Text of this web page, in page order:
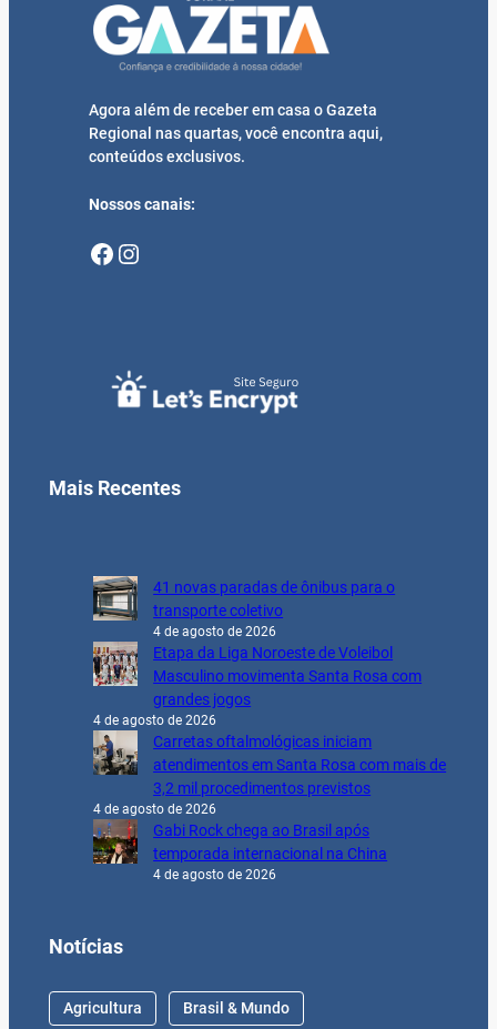
Agora além de receber em casa o Gazeta
Regional nas quartas, você encontra aqui,
conteúdos exclusivos.
Nossos canais:
Facebook Instagram
Mais Recentes
41 novas paradas de ônibus para o
transporte coletivo
4 de agosto de 2026
Etapa da Liga Noroeste de Voleibol
Masculino movimenta Santa Rosa com
grandes jogos
4 de agosto de 2026
Carretas oftalmológicas iniciam
atendimentos em Santa Rosa com mais de
3,2 mil procedimentos previstos
4 de agosto de 2026
Gabi Rock chega ao Brasil após
temporada internacional na China
4 de agosto de 2026
Notícias
Agricultura Brasil & Mundo